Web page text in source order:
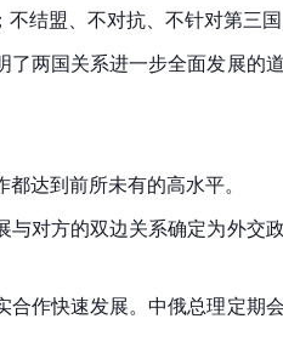
结盟、不对抗、不针对第三国
两国关系进一步全面发展的
达到前所未有的高水平。
对方的双边关系确定为外交
作快速发展。中俄总理定期